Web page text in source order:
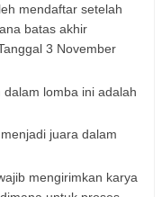
mendaftar setelah
batas akhir
3 November
lomba ini adalah
juara dalam
mengirimkan karya